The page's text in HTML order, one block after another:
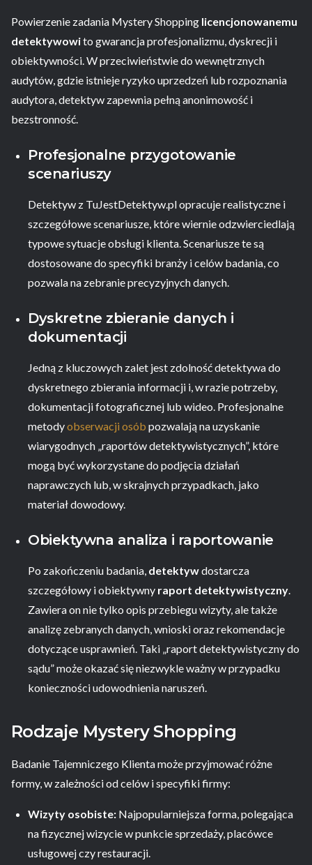
Powierzenie zadania Mystery Shopping licencjonowanemu
detektywowito gwarancja profesjonalizmu, dyskrecji i
obiektywności. W przeciwieństwie do wewnętrznych
audytów, gdzie istnieje ryzyko uprzedzeń lub rozpoznania
audytora, detektyw zapewnia pełną anonimowość i
bezstronność.
Profesjonalne przygotowanie
scenariuszy
Detektyw z TuJestDetektyw.pl opracuje realistyczne i
szczegółowe scenariusze, które wiernie odzwierciedlają
typowe sytuacje obsługi klienta. Scenariusze te są
dostosowane do specyfiki branży i celów badania, co
pozwala na zebranie precyzyjnych danych.
Dyskretne zbieranie danych i
dokumentacji
Jedną z kluczowych zalet jest zdolność detektywa do
dyskretnego zbierania informacji i, w razie potrzeby,
dokumentacji fotograficznej lub wideo. Profesjonalne
metodyobserwacji osób pozwalają na uzyskanie
wiarygodnych „raportów detektywistycznych”, które
mogą być wykorzystane do podjęcia działań
naprawczych lub, w skrajnych przypadkach, jako
materiał dowodowy.
Obiektywna analiza i raportowanie
Po zakończeniu badania, detektywdostarcza
szczegółowy i obiektywny raport detektywistyczny.
Zawiera on nie tylko opis przebiegu wizyty, ale także
analizę zebranych danych, wnioski oraz rekomendacje
dotyczące usprawnień. Taki „raport detektywistyczny do
sądu” może okazać się niezwykle ważny w przypadku
konieczności udowodnienia naruszeń.
Rodzaje Mystery Shopping
Badanie Tajemniczego Klienta może przyjmować różne
formy, w zależności od celów i specyfiki firmy:
Wizyty osobiste: Najpopularniejsza forma, polegająca
na fizycznej wizycie w punkcie sprzedaży, placówce
usługowej czy restauracji.